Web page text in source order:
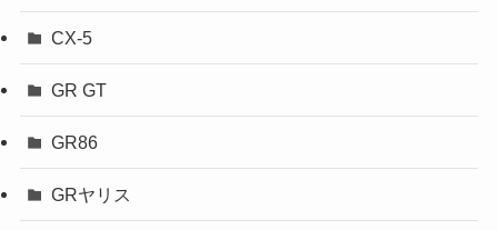
CX-5
GR GT
GR86
GRヤリス